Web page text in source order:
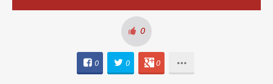
0
0 0 0